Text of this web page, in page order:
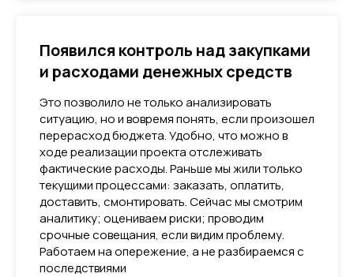
Появился контроль над закупками
и расходами денежных средств
Это позволило не только анализировать
ситуацию, но и вовремя понять, если произошел
перерасход бюджета. Удобно, что можно в
ходе реализации проекта отслеживать
фактические расходы. Раньше мы жили только
текущими процессами: заказать, оплатить,
доставить, смонтировать. Сейчас мы смотрим
аналитику; оцениваем риски; проводим
срочные совещания, если видим проблему.
Работаем на опережение, а не разбираемся с
последствиями